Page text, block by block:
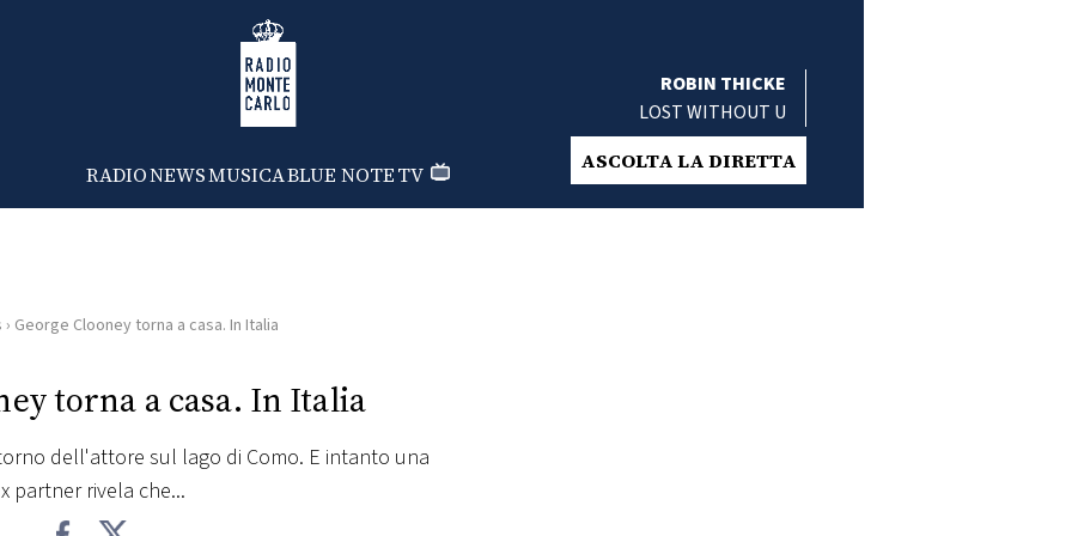
Radio Monte Carlo
RADIONEWSMUSICABLUE NOTETV
ROBIN THICKE
LOST WITHOUT U
ASCOLTA LA DIRETTA
› George Clooney torna a casa. In Italia
torna a casa. In Italia
dell'attore sul lago di Como. E intanto una
partner rivela che...